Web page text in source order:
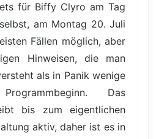
für Biffy Clyro am Tag
am Montag 20. Juli
Fällen möglich, aber
Hinweisen, die man
als in Panik wenige
Das
bis zum eigentlichen
aktiv, daher ist es in